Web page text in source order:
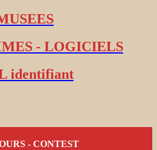
- LOGICIELS
identifiant
- CONTEST